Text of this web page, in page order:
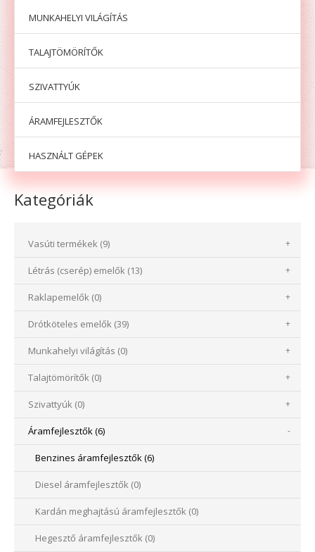
MUNKAHELYI VILÁGÍTÁS
TALAJTÖMÖRÍTŐK
SZIVATTYÚK
ÁRAMFEJLESZTŐK
HASZNÁLT GÉPEK
Kategóriák
Vasúti termékek (9) +
Létrás (cserép) emelők (13) +
Raklapemelők (0) +
Drótköteles emelők (39) +
Munkahelyi világítás (0) +
Talajtömörítők (0) +
Szivattyúk (0) +
Áramfejlesztők (6) -
Benzines áramfejlesztők (6)
Diesel áramfejlesztők (0)
Kardán meghajtású áramfejlesztők (0)
Hegesztő áramfejlesztők (0)